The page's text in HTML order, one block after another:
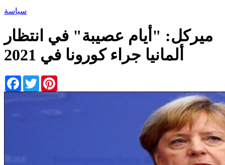
سياسة
ميركل: "أيام عصيبة" في انتظار
ألمانيا جراء كورونا في 2021
Facebook
Twitter